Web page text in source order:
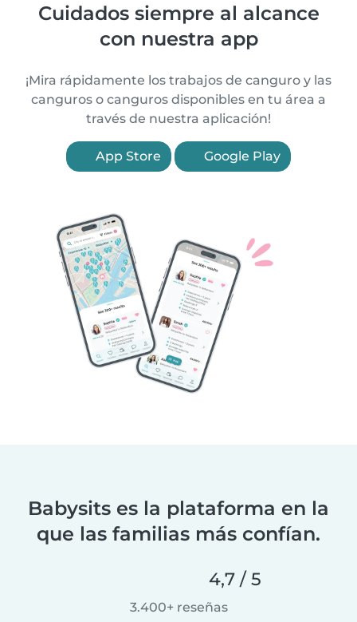
Cuidados siempre al alcance
con nuestra app
¡Mira rápidamente los trabajos de canguro y las
canguros o canguros disponibles en tu área a
través de nuestra aplicación!
App Store Google Play
Babysits es la plataforma en la
que las familias más confían.
4,7 / 5
3.400+ reseñas